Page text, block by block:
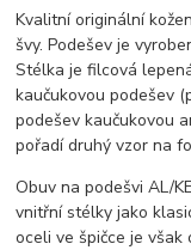
Kvalitní originální
švy. Podešev je
Stélka je filcová
kaučukovou podešev
podešev kaučukovou
pořadí druhý vzor na
Obuv na podešvi AL/
vnitřní stélky jako
oceli ve špičce je však